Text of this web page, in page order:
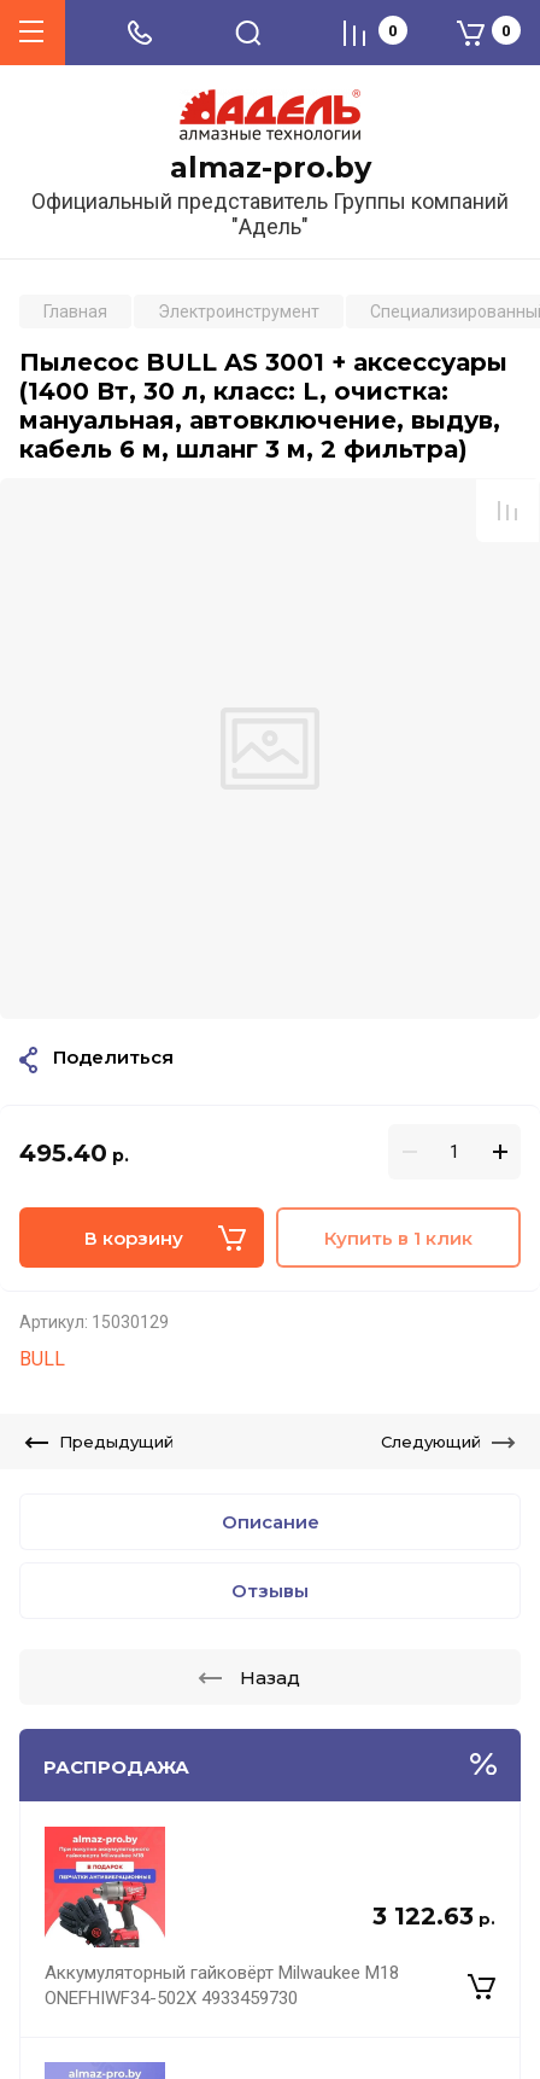
almaz-pro.by
Официальный представитель Группы компаний
"Адель"
0 0
РАСПРОДАЖА
3 122.63 р.
Аккумуляторный гайковёрт Milwaukee M18
ONEFHIWF34-502X 4933459730
Главная Электроинструмент
Пылесос BULL AS 3001 + аксессуары
(1400 Вт, 30 л, класс: L, очистка:
мануальная, автовключение, выдув,
кабель 6 м, шланг 3 м, 2 фильтра)
495.40 р.
В корзину Купить в 1 клик
Артикул: 15030129
BULL
Поделиться
Предыдущий Следующий
Описание
Отзывы
Назад